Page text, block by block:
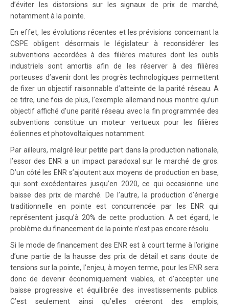
d’éviter les distorsions sur les signaux de prix de marché,
notamment à la pointe.
En effet, les évolutions récentes et les prévisions concernant la
CSPE obligent désormais le législateur à reconsidérer les
subventions accordées à des filières matures dont les outils
industriels sont amortis afin de les réserver à des filières
porteuses d’avenir dont les progrès technologiques permettent
de fixer un objectif raisonnable d’atteinte de la parité réseau. A
ce titre, une fois de plus, l’exemple allemand nous montre qu’un
objectif affiché d’une parité réseau avec la fin programmée des
subventions constitue un moteur vertueux pour les filières
éoliennes et photovoltaïques notamment.
Par ailleurs, malgré leur petite part dans la production nationale,
l’essor des ENR a un impact paradoxal sur le marché de gros.
D’un côté les ENR s’ajoutent aux moyens de production en base,
qui sont excédentaires jusqu’en 2020, ce qui occasionne une
baisse des prix de marché. De l’autre, la production d’énergie
traditionnelle en pointe est concurrencée par les ENR qui
représentent jusqu’à 20% de cette production. A cet égard, le
problème du financement de la pointe n’est pas encore résolu.
Si le mode de financement des ENR est à court terme à l’origine
d’une partie de la hausse des prix de détail et sans doute de
tensions sur la pointe, l’enjeu, à moyen terme, pour les ENR sera
donc de devenir économiquement viables, et d’accepter une
baisse progressive et équilibrée des investissements publics.
C’est seulement ainsi qu’elles créeront des emplois,